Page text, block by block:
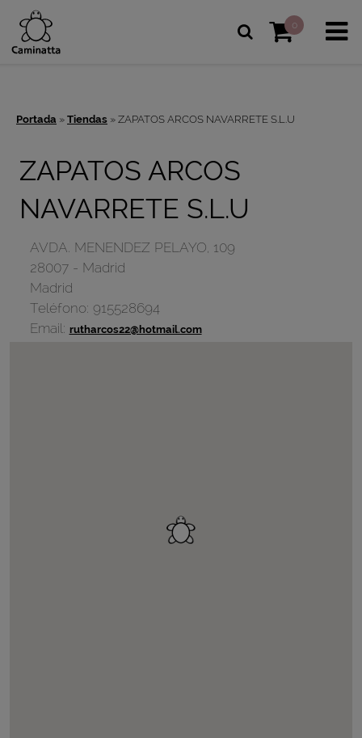
0
Portada » Tiendas » ZAPATOS ARCOS NAVARRETE S.L.U
ZAPATOS ARCOS
NAVARRETE S.L.U
AVDA. MENENDEZ PELAYO, 109
28007- Madrid
Madrid
Teléfono: 915528694
Email: rutharcos22@hotmail.com